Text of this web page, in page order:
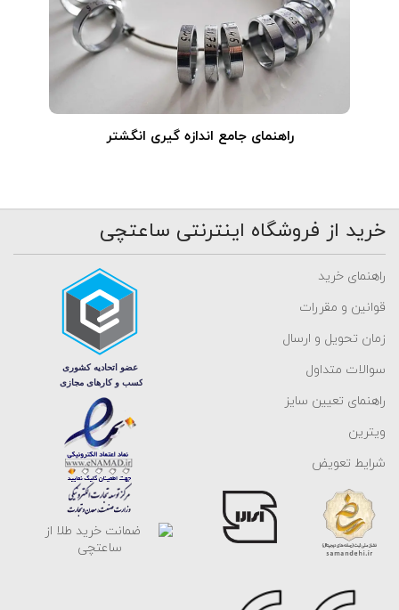
راهنمای جامع اندازه گیری انگشتر
خرید از فروشگاه اینترنتی ساعتچی
راهنمای خرید
قوانین و مقررات
زمان تحویل و ارسال
سوالات متداول
راهنمای تعیین سایز
ویترین
شرایط تعویض